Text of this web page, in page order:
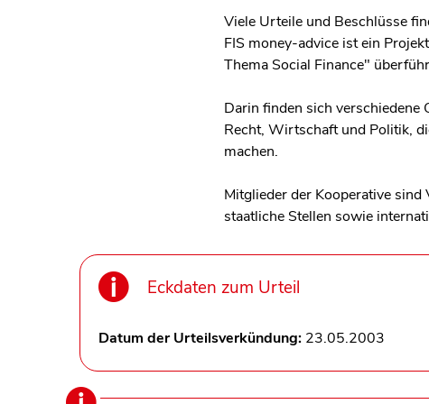
Viele Urteile und Beschlüsse
FIS money-advice ist ein
Thema Social Finance"
Darin finden sich verschiedene
Recht, Wirtschaft und Politik,
machen.
Mitglieder der Kooperative
staatliche Stellen sowie
Eckdaten zum Urteil
Datum der Urteilsverkündung: 23.05.2003